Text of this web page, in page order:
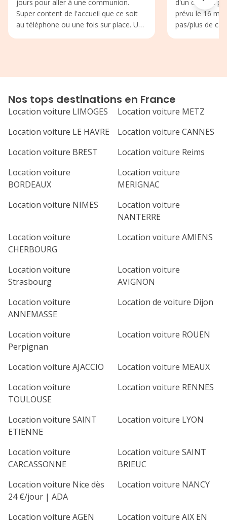
jours pour aller à une communion.
Super content de l'accueil que ce soit
au téléphone ou une fois sur place. Une
grand merci à madame ALEXANDRE et
d'un camion
prévu le 16
pas/plus de
tout cas merci
n'est pas être
Nos tops destinations en France
Location voiture LIMOGES
Location voiture METZ
Location voiture LE HAVRE
Location voiture CANNES
Location voiture BREST
Location voiture Reims
Location voiture
BORDEAUX
Location voiture
MERIGNAC
Location voiture NIMES
Location voiture
NANTERRE
Location voiture
CHERBOURG
Location voiture AMIENS
Location voiture
Strasbourg
Location voiture
AVIGNON
Location voiture
ANNEMASSE
Location de voiture Dijon
Location voiture
Perpignan
Location voiture ROUEN
Location voiture AJACCIO
Location voiture MEAUX
Location voiture
TOULOUSE
Location voiture RENNES
Location voiture SAINT
ETIENNE
Location voiture LYON
Location voiture
CARCASSONNE
Location voiture SAINT
BRIEUC
Location voiture Nice dès
24 €/jour | ADA
Location voiture NANCY
Location voiture AGEN
Location voiture AIX EN